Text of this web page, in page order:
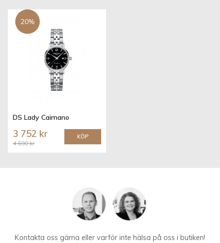
20%
DS Lady Caimano
3 752 kr
4 690 kr
KÖP
Kontakta oss gärna eller varför inte hälsa på oss i butiken!